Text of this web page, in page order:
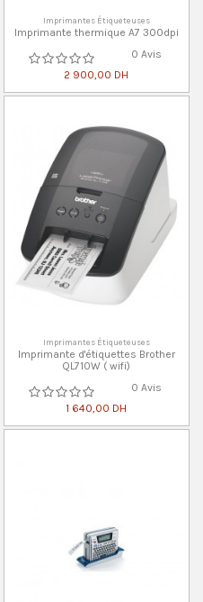
Imprimantes Étiqueteuses
Imprimante thermique A7 300dpi
0 Avis
2 900,00 DH
Imprimantes Étiqueteuses
Imprimante d'étiquettes Brother
QL710W ( wifi)
0 Avis
1 640,00 DH